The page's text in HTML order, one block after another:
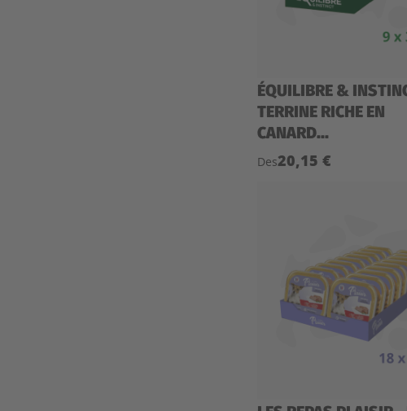
ÉQUILIBRE &
TERRINE RICHE EN
CANARD...
Des20,15 €